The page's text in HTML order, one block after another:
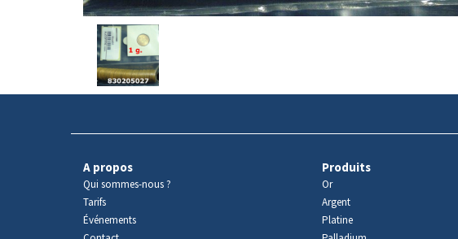
Avers
produit
A propos
Qui sommes-nous ?
Tarifs
Événements
Produits
Or
Argent
Platine